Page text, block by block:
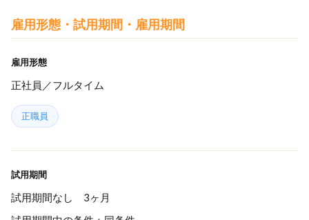
雇用形態・試用期間・雇用期間
雇用形態
正社員／フルタイム
正職員
試用期間
試用期間なし 3ヶ月